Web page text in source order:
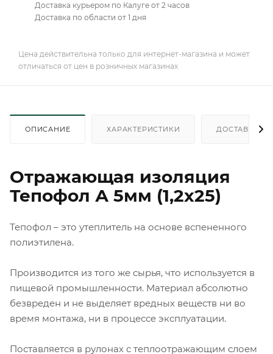
Доставка курьером по Калуге от 2 часов
Доставка по области от 1 дня
Цена действительна только для интернет-магазина и может
отличаться от цен в розничных магазинах
ОПИСАНИЕ ХАРАКТЕРИСТИКИ ДОСТАВКА
Отражающая изоляция
Тепофол А 5мм (1,2x25)
Тепофол – это утеплитель на основе вспененного
полиэтилена.
Производится из того же сырья, что используется в
пищевой промышленности. Материал абсолютно
безвреден и не выделяет вредных веществ ни во
время монтажа, ни в процессе эксплуатации.
Поставляется в рулонах с теплоотражающим слоем